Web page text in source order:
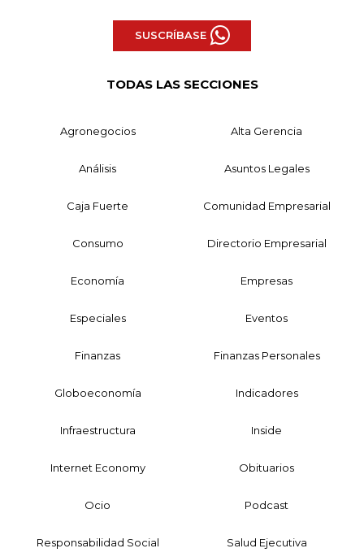
SUSCRÍBASE
TODAS LAS SECCIONES
Agronegocios Alta Gerencia
Análisis Asuntos Legales
Caja Fuerte Comunidad Empresarial
Consumo Directorio Empresarial
Economía Empresas
Especiales Eventos
Finanzas Finanzas Personales
Globoeconomía Indicadores
Infraestructura Inside
Internet Economy Obituarios
Ocio Podcast
Responsabilidad Social Salud Ejecutiva